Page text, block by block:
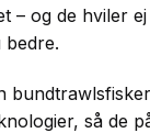
– og de hviler
bedre.
så de